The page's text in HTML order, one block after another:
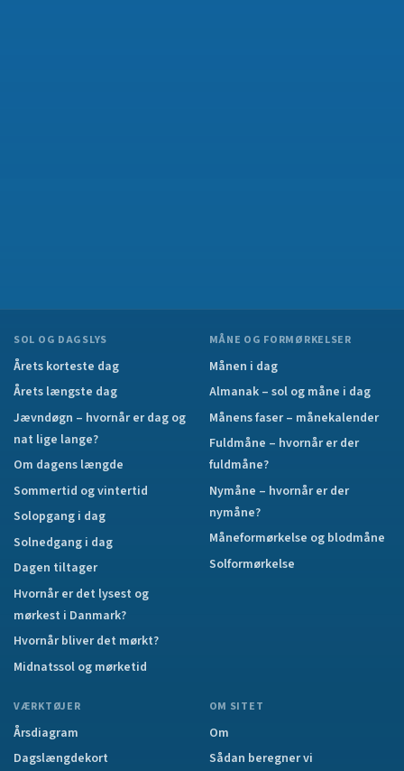
SOL OG DAGSLYS
Årets korteste dag
Årets længste dag
Jævndøgn – hvornår er dag og
nat lige lange?
Om dagens længde
Sommertid og vintertid
Solopgang i dag
Solnedgang i dag
Dagen tiltager
Hvornår er det lysest og
mørkest i Danmark?
Hvornår bliver det mørkt?
Midnatssol og mørketid
MÅNE OG FORMØRKELSER
Månen i dag
Almanak – sol og måne i dag
Månens faser – månekalender
Fuldmåne – hvornår er der
fuldmåne?
Nymåne – hvornår er der
nymåne?
Måneformørkelse og blodmåne
Solformørkelse
VÆRKTØJER
Årsdiagram
Dagslængdekort
OM SITET
Om
Sådan beregner vi